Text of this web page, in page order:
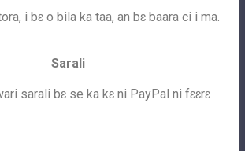
i bɛ o bila ka taa, an bɛ baara ci i ma.
Sarali
sarali bɛ se ka kɛ ni PayPal ni fɛɛrɛ